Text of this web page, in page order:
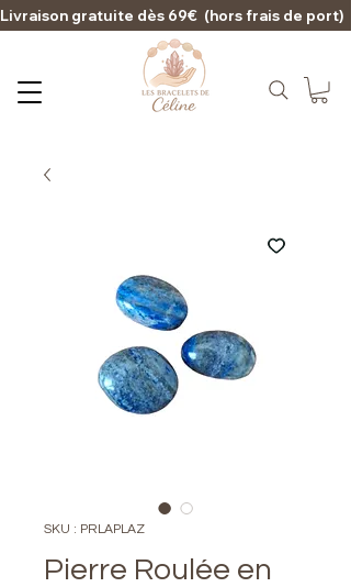
Livraison
SKU : PRLAPLAZ
Pierre Roulée en